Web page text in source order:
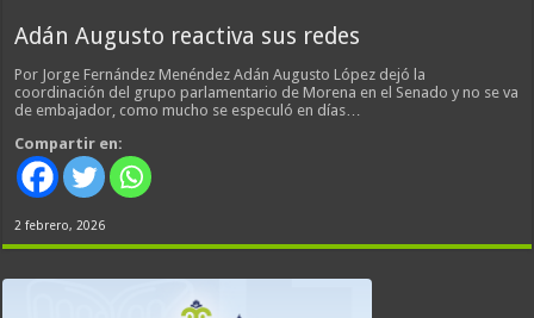
Adán Augusto reactiva sus redes
Por Jorge Fernández Menéndez Adán Augusto López dejó la
coordinación del grupo parlamentario de Morena en el Senado y no se va
de embajador, como mucho se especuló en días…
Compartir en:
2 febrero, 2026